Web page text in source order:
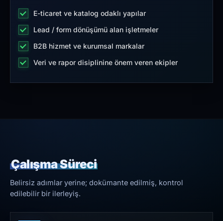
E-ticaret ve katalog odaklı yapılar
Lead / form dönüşümü alan işletmeler
B2B hizmet ve kurumsal markalar
Veri ve rapor disiplinine önem veren ekipler
Çalışma Süreci
Belirsiz adımlar yerine; dokümante edilmiş, kontrol
edilebilir bir ilerleyiş.